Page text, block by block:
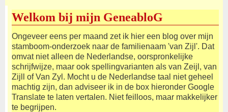
Welkom bij mijn GeneabloG
Ongeveer eens per maand zet ik hier een blog over mijn
stamboom-onderzoek naar de familienaam 'van Zijl'. Dat
omvat niet alleen de Nederlandse, oorspronkelijke
schrijfwijze, maar ook spellingvarianten als van Zeijl, van
Zijll of Van Zyl. Mocht u de Nederlandse taal niet geheel
machtig zijn, dan adviseer ik in de box hieronder Google
Translate te laten vertalen. Niet feilloos, maar makkelijker
te begrijpen.